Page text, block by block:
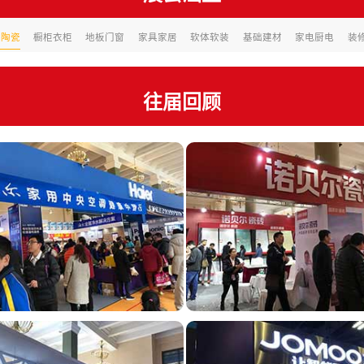
瓷 橱柜衣柜 地板门窗 家具家居 软体软装 基础建材 家电厨电 装
往届回顾